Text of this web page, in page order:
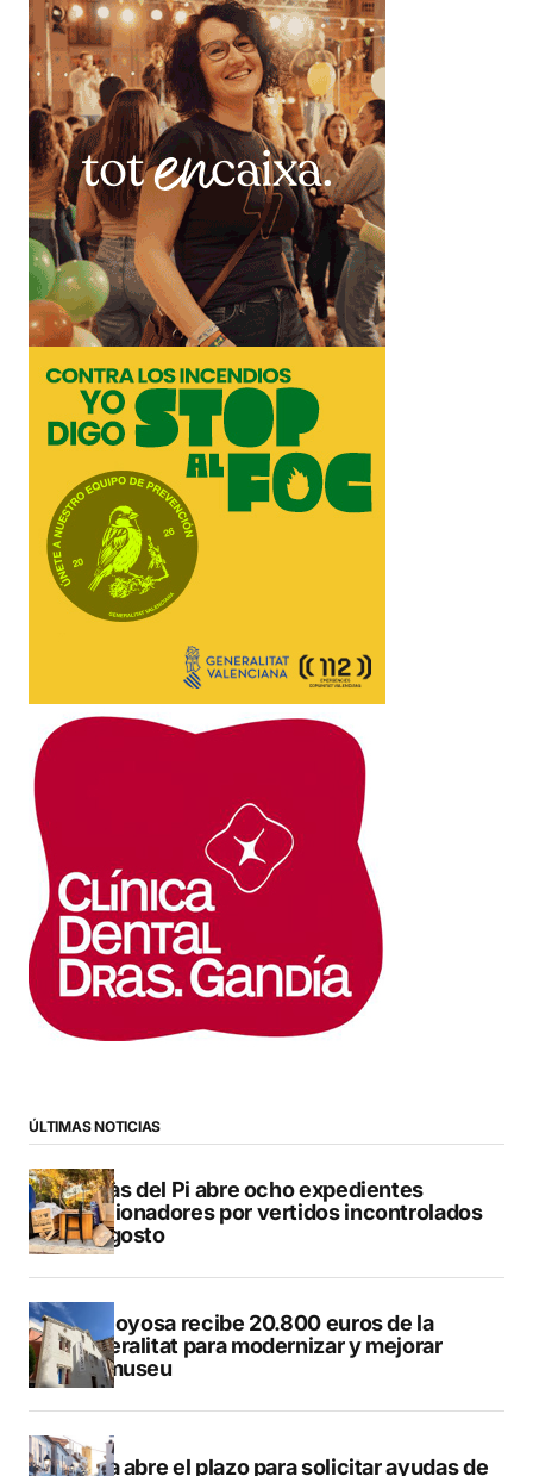
ÚLTIMAS NOTICIAS
L’Alfàs del Pi abre ocho expedientes
sancionadores por vertidos incontrolados
en agosto
Villajoyosa recibe 20.800 euros de la
Generalitat para modernizar y mejorar
Vilamuseu
Altea abre el plazo para solicitar ayudas de